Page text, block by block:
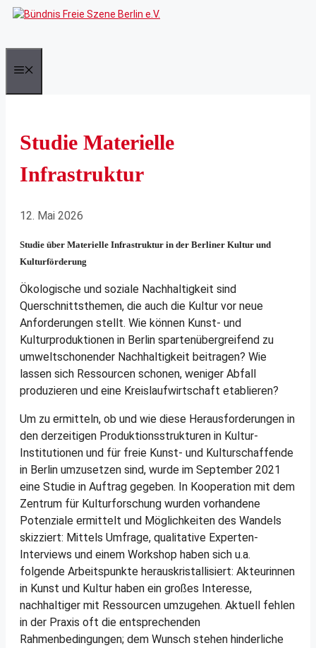
Zum
springen
Studie Materielle
Infrastruktur
12. Mai 2026
Studie über Materielle Infrastruktur in der Berliner Kultur und
Kulturförderung
Ökologische und soziale Nachhaltigkeit sind
Querschnittsthemen, die auch die Kultur vor neue
Anforderungen stellt. Wie können Kunst- und
Kulturproduktionen in Berlin spartenübergreifend zu
umweltschonender Nachhaltigkeit beitragen? Wie
lassen sich Ressourcen schonen, weniger Abfall
produzieren und eine Kreislaufwirtschaft etablieren?
Um zu ermitteln, ob und wie diese Herausforderungen in
den derzeitigen Produktionsstrukturen in Kultur-
Institutionen und für freie Kunst- und Kulturschaffende
in Berlin umzusetzen sind, wurde im September 2021
eine Studie in Auftrag gegeben. In Kooperation mit dem
Zentrum für Kulturforschung wurden vorhandene
Potenziale ermittelt und Möglichkeiten des Wandels
skizziert: Mittels Umfrage, qualitative Experten-
Interviews und einem Workshop haben sich u.a.
folgende Arbeitspunkte herauskristallisiert: Akteurinnen
in Kunst und Kultur haben ein großes Interesse,
nachhaltiger mit Ressourcen umzugehen. Aktuell fehlen
in der Praxis oft die entsprechenden
Rahmenbedingungen; dem Wunsch stehen hinderliche